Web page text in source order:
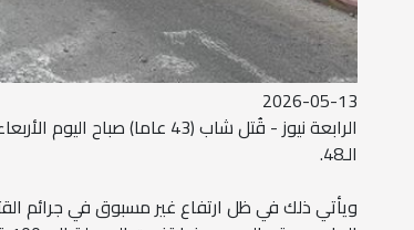
2026-05-13
الرابعة نيوز - قُتل شاب (43
الـ48.
ويأتي ذلك في ظل ارتفاع غير مسبوق في جرائم